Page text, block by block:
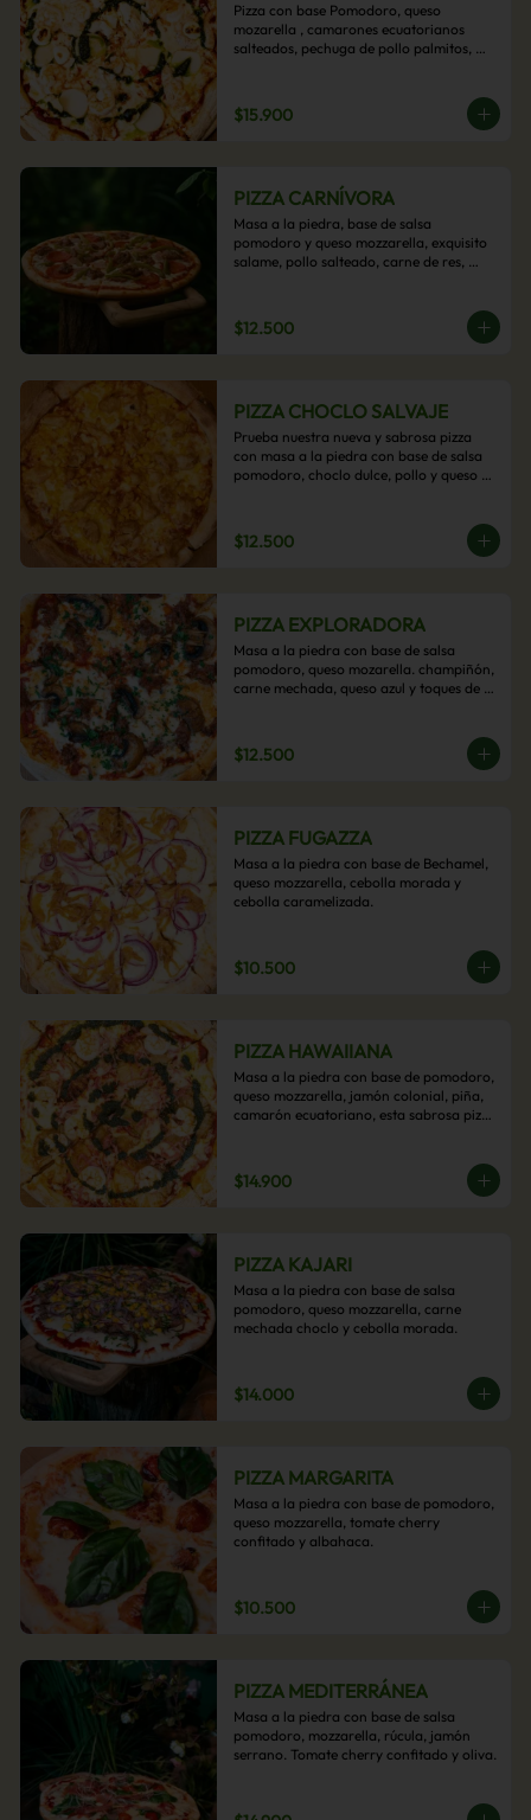
Pizza con base Pomodoro, queso
mozarella , camarones ecuatorianos
salteados, pechuga de pollo palmitos,
$15.900
PIZZA CARNÍVORA
Masa a la piedra, base de salsa
pomodoro y queso mozzarella, exquisito
salame, pollo salteado, carne de res,
$12.500
PIZZA CHOCLO SALVAJE
Prueba nuestra nueva y sabrosa pizza
con masa a la piedra con base de salsa
pomodoro, choclo dulce, pollo y queso
$12.500
PIZZA EXPLORADORA
Masa a la piedra con base de salsa
pomodoro, queso mozarella. champiñón,
carne mechada, queso azul y toques de
$12.500
PIZZA FUGAZZA
Masa a la piedra con base de Bechamel,
queso mozzarella, cebolla morada y
cebolla caramelizada.
$10.500
PIZZA HAWAIIANA
Masa a la piedra con base de pomodoro,
queso mozzarella, jamón colonial, piña,
camarón ecuatoriano, esta sabrosa pizza
$14.900
PIZZA KAJARI
Masa a la piedra con base de salsa
pomodoro, queso mozzarella, carne
mechada choclo y cebolla morada.
$14.000
PIZZA MARGARITA
Masa a la piedra con base de pomodoro,
queso mozzarella, tomate cherry
confitado y albahaca.
$10.500
PIZZA MEDITERRÁNEA
Masa a la piedra con base de salsa
pomodoro, mozzarella, rúcula, jamón
serrano. Tomate cherry confitado y oliva.